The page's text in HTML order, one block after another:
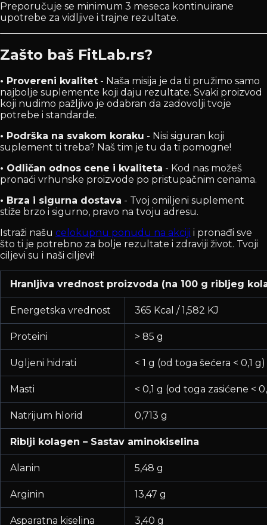
Preporučuje se minimum 3 meseca kontinuirane
upotrebe za vidljive i trajne rezultate.
Zašto baš FitLab.rs?
• Provereni kvalitet - Naša misija je da ti pružimo samo
najbolje suplemente koji daju rezultate. Svaki proizvod
koji nudimo pažljivo je odabran da zadovolji tvoje
potrebe i standarde.
• Podrška na svakom koraku - Nisi siguran koji
suplement ti treba? Naš tim je tu da ti pomogne!
• Odličan odnos cene i kvaliteta - Kod nas možeš
pronaći vrhunske proizvode po pristupačnim cenama.
• Brza i sigurna dostava - Tvoj omiljeni suplement
stiže brzo i sigurno, pravo na tvoju adresu.
Istraži našu celokupnu ponudu na akciji i pronađi sve
što ti je potrebno za bolje rezultate i zdraviji život. Tvoji
ciljevi su i naši ciljevi!
Hranljiva vrednost proizvoda (na 100 g ribljeg
Energetska vrednost 365 Kcal / 1,582 KJ
Proteini > 85 g
Ugljeni hidrati < 1 g (od toga šećera < 0,1 g)
Masti < 0,1 g (od toga zasićene <
Natrijum hlorid 0,713 g
Riblji kolagen – Sastav aminokiselina
Alanin 5,48 g
Arginin 13,47 g
Asparatna kiselina 3,40 g